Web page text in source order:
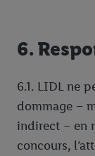
6.
6.1. LIDL ne
dommage –
indirect – en
concours,